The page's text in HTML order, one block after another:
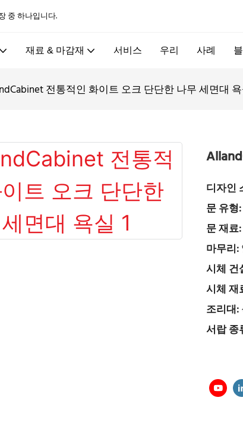
중 하나입니다.
재료 & 마감재 서비스 우리 사례
전통적인 화이트 오크 단단한 나무 세면대
디자인
문 유형:
문 재료:
마무리:
시체 건
시체 재
조리대:
서랍 종